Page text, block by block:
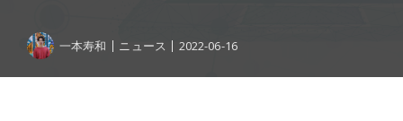
一本寿和 ニュース 2022-06-16